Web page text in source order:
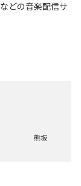
などの音楽配信サ
熊坂